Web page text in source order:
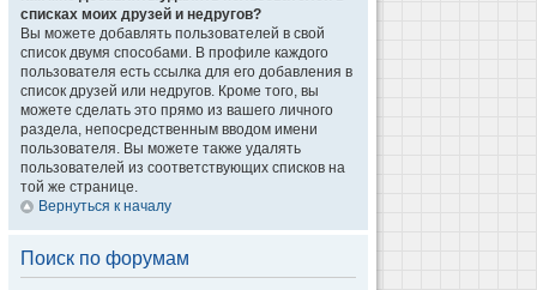
списках моих друзей и недругов?
Вы можете добавлять пользователей в свой
список двумя способами. В профиле каждого
пользователя есть ссылка для его добавления в
список друзей или недругов. Кроме того, вы
можете сделать это прямо из вашего личного
раздела, непосредственным вводом имени
пользователя. Вы можете также удалять
пользователей из соответствующих списков на
той же странице.
Вернуться к началу
Поиск по форумам